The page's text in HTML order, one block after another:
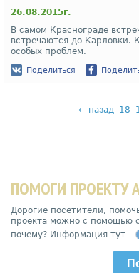
26.08.2015г.
В самом Краснограде
встречаются до Карловки.
особых проблем.
Поделиться
← назад 18
ПОМОГИ ПРОЕКТУ
Дорогие посетители,
проекта можно с помощью
почему? Информация тут -